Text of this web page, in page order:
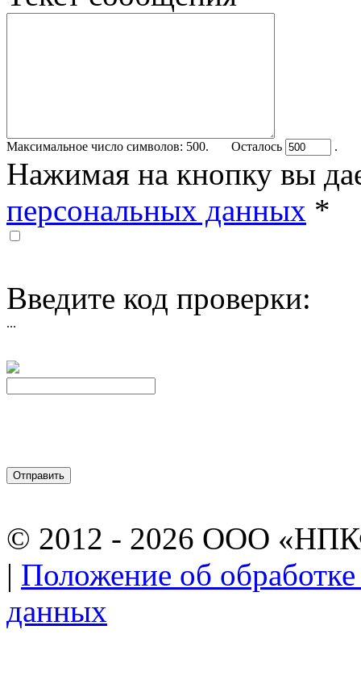
Максимальное число символов: 500. Осталось .
Нажимая на кнопку вы
персональных данных *
Введите код проверки:
...
© 2012 - 2026 ООО
| Положение об
данных